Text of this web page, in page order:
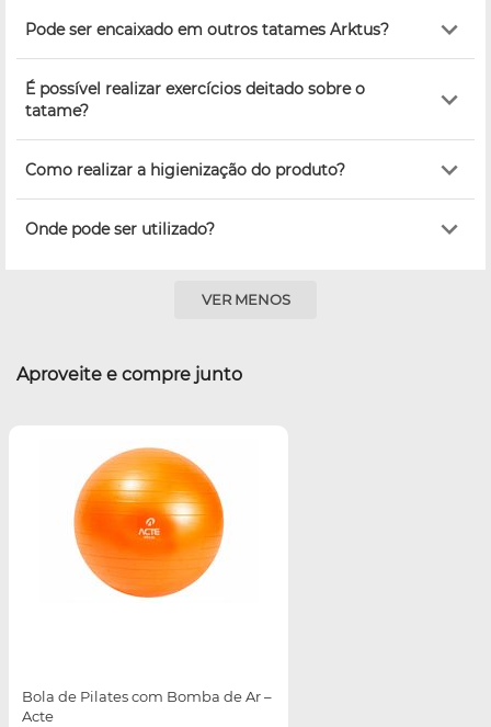
Pode ser encaixado em outros tatames Arktus?
É possível realizar exercícios deitado sobre o
tatame?
Como realizar a higienização do produto?
Onde pode ser utilizado?
VER MENOS
Aproveite e compre junto
Bola de Pilates com Bomba de Ar –
Acte